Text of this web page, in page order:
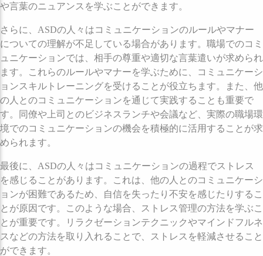
や言葉のニュアンスを学ぶことができます。
さらに、ASDの人々はコミュニケーションのルールやマナー
についての理解が不足している場合があります。職場でのコミ
ュニケーションでは、相手の尊重や適切な言葉遣いが求められ
ます。これらのルールやマナーを学ぶために、コミュニケーシ
ョンスキルトレーニングを受けることが役立ちます。また、他
の人とのコミュニケーションを通じて実践することも重要で
す。同僚や上司とのビジネスランチや会議など、実際の職場環
境でのコミュニケーションの機会を積極的に活用することが求
められます。
最後に、ASDの人々はコミュニケーションの過程でストレス
を感じることがあります。これは、他の人とのコミュニケーシ
ョンが困難であるため、自信を失ったり不安を感じたりするこ
とが原因です。このような場合、ストレス管理の方法を学ぶこ
とが重要です。リラクゼーションテクニックやマインドフルネ
スなどの方法を取り入れることで、ストレスを軽減させること
ができます。